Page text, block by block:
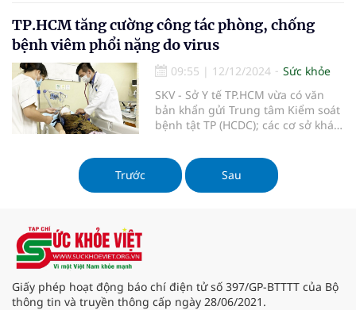
TP.HCM tăng cường công tác phòng, chống
bệnh viêm phổi nặng do virus
09:55 | 12/12/2024
Sức khỏe
SKV - Sở Y tế TP.HCM vừa có văn
bản khẩn gửi Trung tâm Kiểm soát
bệnh tật TP (HCDC); các cơ sở khám
lập; Phòng Y tế quận, huyện, TP
Thủ Đức về việc tăng cường công
tác phòng, chống bệnh viêm phổi
Trước Sau
Giấy phép hoạt động báo chí điện tử số 397/GP-BTTTT của Bộ
thông tin và truyền thông cấp ngày 28/06/2021.